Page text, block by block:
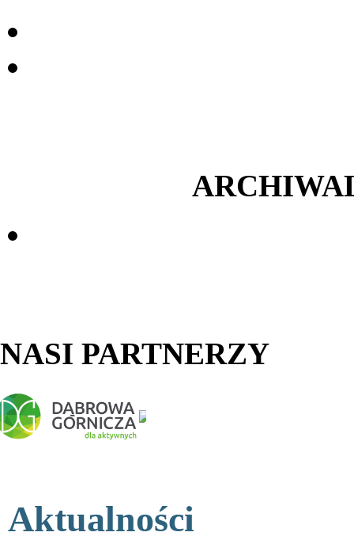
NASI PARTNERZY
Aktualności